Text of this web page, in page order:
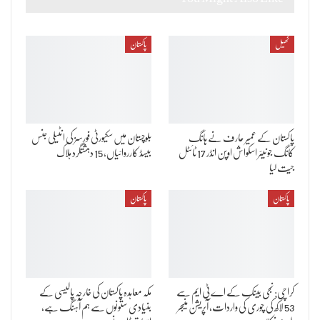
کھیل
پاکستان کے عمیر عارف نے ہانگ
کانگ جونیئر اسکواش اوپن انڈر 17 ٹائٹل
جیت لیا
پاکستان
بلوچستان میں سکیورٹی فورسز کی انٹیلی جنس
بیسڈ کارروائیاں، 15 دہشتگرد ہلاک
پاکستان
کراچی: نجی بینک کے اے ٹی ایم سے
53 لاکھ کی چوری کی واردات، آپریشن منیجر
پاکستان
مکہ معاہدہ پاکستان کی خارجہ پالیسی کے
بنیادی ستونوں سے ہم آہنگ ہے،